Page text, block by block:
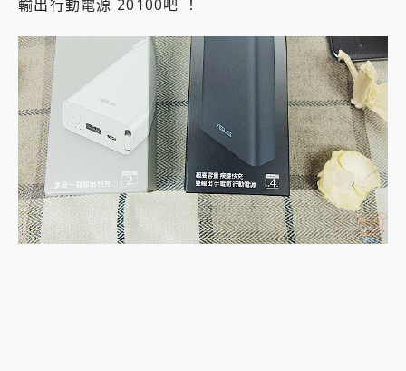
2億 APO蔡司長焦神機降臨~ vivo X200 Pro、vivo X200 就是這麼好拍
3 個超值 MHN 飛人工具分享~~ iToolab AnyGo 魔物獵人 Now飛人 ios教學 不出門也可以到處走
Locawhere AnyTo 寶可夢飛人 AnyTo 不出門也可以飛遍全世界
97.3% 恢復率，資料救援就是這麼簡單 EaseUS Data Recovery Wizard Free 18.0.0 業界最好的資料救援軟體
全新 SONY Xperia 1 VI 開箱! 相機實測! 長焦覆蓋更遠更清晰、2日長續航、頂尖影音娛樂效能~
Xiaomi 14 Ultra 開箱 評測~ 有深度的 Leica 影像旗艦手機! 加碼小旗艦 Xiaomi 14 開箱 評測
vivo TWS 3e 真無線藍牙耳機智慧降噪升級、音質明亮溫潤，並支援雙設備連接~
MSI Claw 掌機專屬配件包 來囉 完美保護 MSI Claw A1M-026TW 電競掌機
輸出行動電源 20100吧 ！